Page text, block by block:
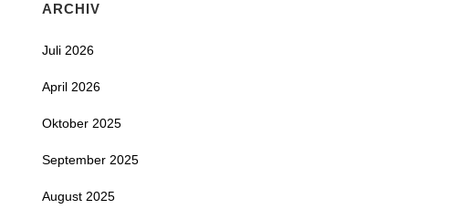
ARCHIV
Juli 2026
April 2026
Oktober 2025
September 2025
August 2025